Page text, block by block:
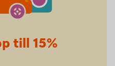
till 15%